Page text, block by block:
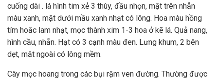
cuống dài . lá hình tim xẻ 3 thùy, đầu nhọn, mặt trên nhẵn
màu xanh, mặt dưới mầu xanh nhạt có lông. Hoa màu hồng
tím hoăc lam nhạt, mọc thành xim 1-3 hoa ở kẽ lá. Quả nang,
hình cầu, nhẵn. Hạt có 3 cạnh màu đen. Lưng khum, 2 bên
dẹt, măt ngoài có lông mềm.
Cây mọc hoang trong các bụi rậm ven đường. Thường được